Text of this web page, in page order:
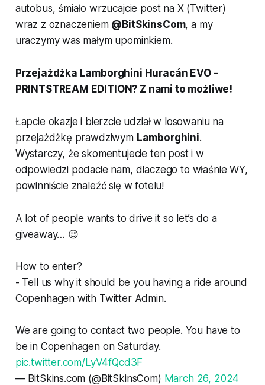
autobus, śmiało wrzucajcie post na X (Twitter)
wraz z oznaczeniem @BitSkinsCom, a my
uraczymy was małym upominkiem.
Przejażdżka Lamborghini Huracán EVO -
PRINTSTREAM EDITION? Z nami to możliwe!
Łapcie okazje i bierzcie udział w losowaniu na
przejażdżkę prawdziwym Lamborghini.
Wystarczy, że skomentujecie ten post i w
odpowiedzi podacie nam, dlaczego to właśnie WY,
powinniście znaleźć się w fotelu!
A lot of people wants to drive it so let’s do a
giveaway… 😉
How to enter?
- Tell us why it should be you having a ride around
Copenhagen with Twitter Admin.
We are going to contact two people. You have to
be in Copenhagen on Saturday.
pic.twitter.com/LyV4fQcd3F
— BitSkins.com (@BitSkinsCom) March 26, 2024